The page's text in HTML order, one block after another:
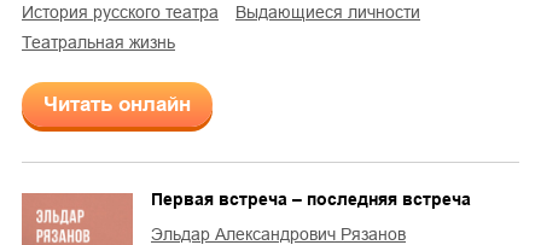
история русского театра
выдающиеся личности
театральная жизнь
Читать онлайн
Первая встреча – последняя встреча
Эльдар Александрович Рязанов